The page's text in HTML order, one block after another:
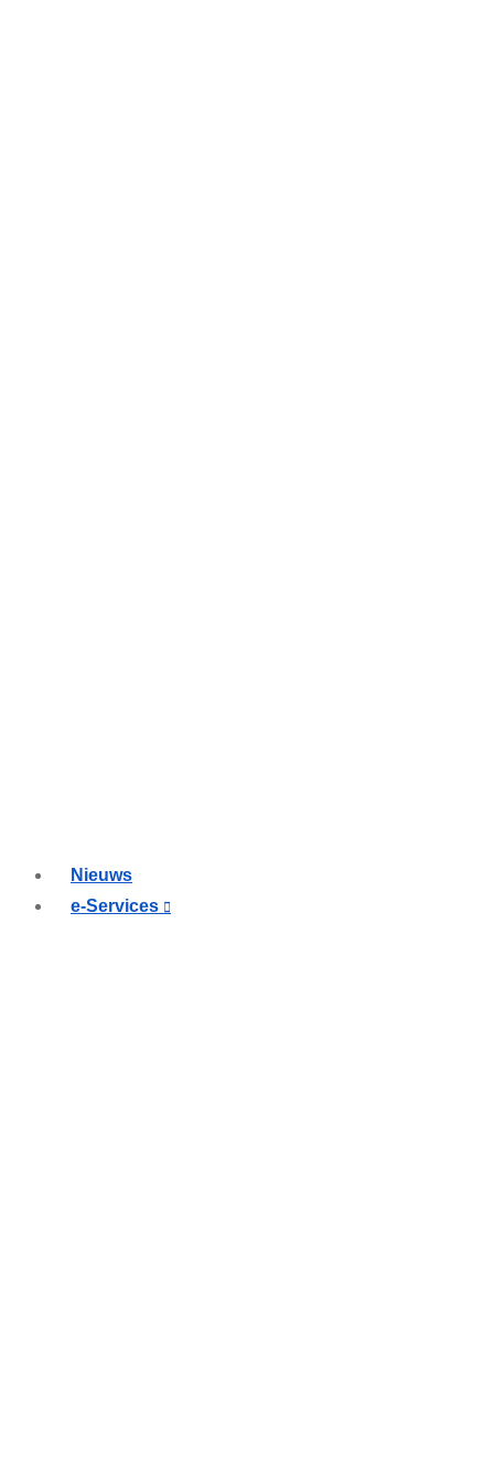
Nieuws
e-Services